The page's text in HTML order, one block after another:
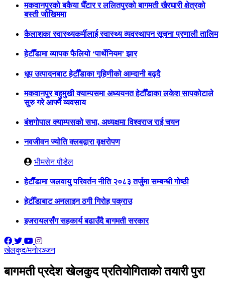
मकवानपुरको बकैया घैँटार र ललितपुरको बागमती खैरघारी क्षेत्रको
बस्ती जोखिममा
कैलाशका स्वास्थ्यकर्मीलाई स्वास्थ्य व्यवस्थापन सूचना प्रणाली तालिम
हेटौँडामा व्यापक फैलियो ‘पार्थेनियम’ झार
धूप उत्पादनबाट हेटौँडाका गृहिणीको आम्दानी बढ्दै
मकवानपुर बहुमुखी क्याम्पसमा अध्ययनत हेटौँडाका लकेश सापकोटाले
सुरु गरे आफ्नै व्यवसाय
बंशगोपाल क्याम्पसको सभा, अध्यक्षमा विश्वराज राई चयन
नवजीवन ज्योति क्लबद्वारा वृक्षरोपण
भीमसेन पौडेल
हेटाैँडामा जलवायु परिवर्तन नीति २०८३ तर्जुमा सम्बन्धी गोष्ठी
हेटौँडाबाट अनलाइन ठगी गिरोह पक्राउ
इजरायलसँग सहकार्य बढाउँदै बागमती सरकार
खेलकुद/मनोरञ्जन
बागमती प्रदेश खेलकुद प्रतियोगिताको तयारी पुरा